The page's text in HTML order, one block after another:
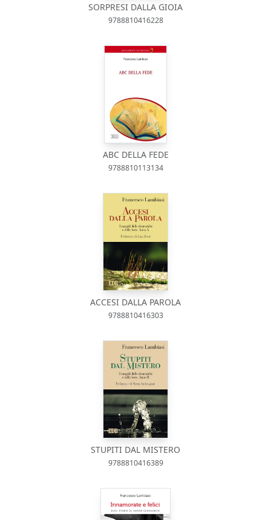
SORPRESI DALLA GIOIA
9788810416228
ABC DELLA FEDE
9788810113134
ACCESI DALLA PAROLA
9788810416303
STUPITI DAL MISTERO
9788810416389